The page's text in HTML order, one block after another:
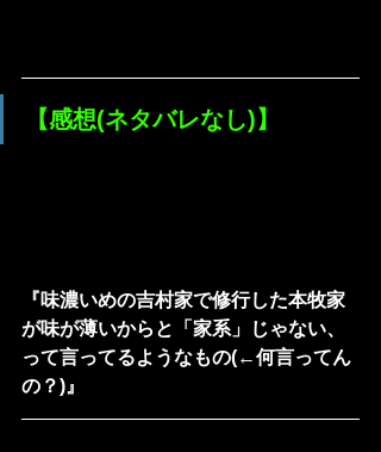
【感想(ネタバレなし)】
『味濃いめの吉村家で修行した本牧家
が味が薄いからと「家系」じゃない、
って言ってるようなもの(←何言ってん
の？)』